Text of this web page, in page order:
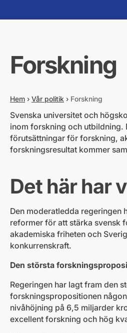
Forskning
Hem › Vår politik › Forskning
Svenska universitet och
inom forskning och utbildning.
förutsättningar för forskning,
forskningsresultat kommer
Det här har
Den moderatledda regeringen
reformer för att stärka svensk
akademiska friheten och
konkurrenskraft.
Den största
Regeringen har lagt fram den
forskningspropositionen
nivåhöjning på 6,5 miljarder
excellent forskning och hög